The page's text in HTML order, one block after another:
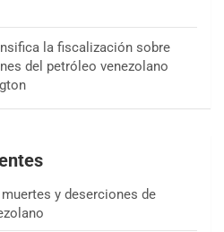
la fiscalización sobre
del petróleo venezolano
muertes y deserciones de